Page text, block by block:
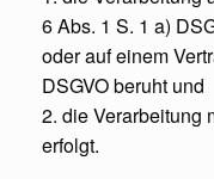
6 Abs. 1 S. 1 a)
oder auf einem
DSGVO beruht und
2. die Verarbeitung
erfolgt.